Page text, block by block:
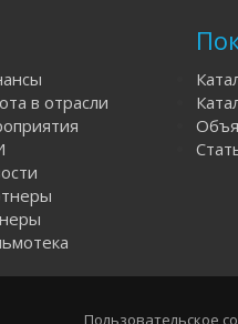
в отрасли
Пользовательское